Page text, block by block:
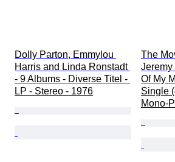
Dolly Parton, Emmylou
Harris and Linda Ronstadt
- 9 Albums - Diverse Titel -
LP - Stereo - 1976
The
Jeremy
Of My
Single
Mono-